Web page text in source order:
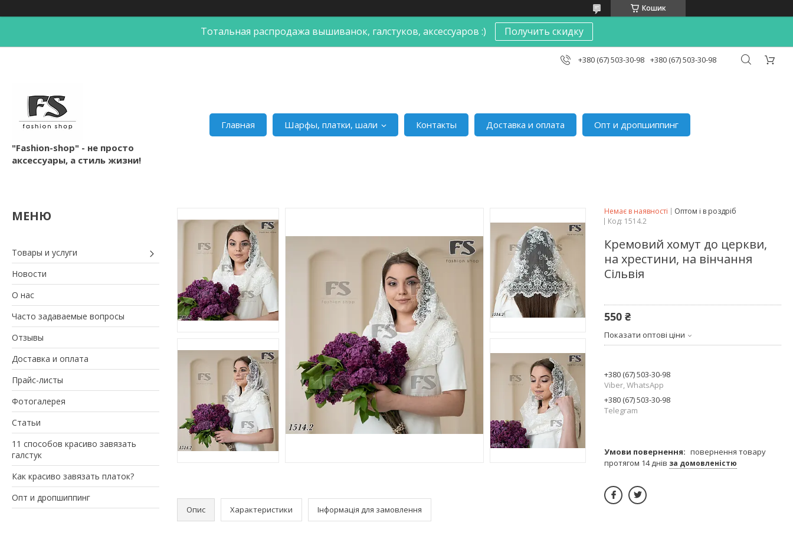
Кошик
Тотальная распродажа вышиванок, галстуков, аксессуаров :) Получить скидку
+380 (67) 503-30-98 +380 (67) 503-30-98
"Fashion-shop" - не просто
аксессуары, а стиль жизни!
Главная Шарфы, платки, шали Контакты Доставка и оплата Опт и дропшиппинг
Товары и услуги
Новости
О нас
Часто задаваемые вопросы
Отзывы
Доставка и оплата
Прайс-листы
Фотогалерея
Статьи
11 способов красиво завязать
галстук
Как красиво завязать платок?
Опт и дропшиппинг
Опис Характеристики Інформація для замовлення
Немає в наявності
Оптом і в роздріб
Код: 1514.2
Кремовий хомут до церкви,
на хрестини, на вінчання
Сільвія
550 ₴
Показати оптові ціни
+380 (67) 503-30-98
Viber, WhatsApp
+380 (67) 503-30-98
Telegram
повернення товару
протягом 14 днів за домовленістю